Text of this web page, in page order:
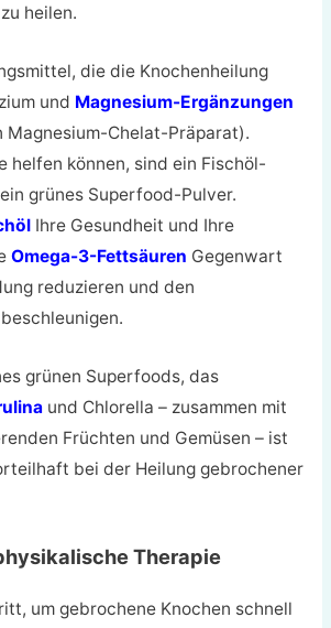
heilen.
die die Knochenheilung
und Magnesium-Ergänzungen
Magnesium-Chelat-Präparat).
helfen können, sind ein Fischöl-
grünes Superfood-Pulver.
Ihre Gesundheit und Ihre
Omega-3-Fettsäuren Gegenwart
reduzieren und den
grünen Superfoods, das
und Chlorella – zusammen mit
Früchten und Gemüsen – ist
bei der Heilung gebrochener
Therapie
um gebrochene Knochen schnell